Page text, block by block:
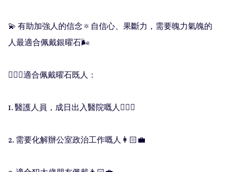
💫 有助加強人的信念🔅自信心、果斷力，需要魄力氣魄的
人最適合佩戴銀曜石🌬
🧚🏻‍♀️適合佩戴曜石既人：
1. 醫護人員，成日出入醫院嘅人👨🏻‍⚕️
2. 需要化解辦公室政治工作嘅人👩🏻‍💼